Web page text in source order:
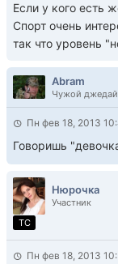
Если у кого есть
Спорт очень
так что уровень
Abram
Чужой джедай
Пн фев 18, 2013
Говоришь
Нюрочка
Участник
TC
Пн фев 18, 2013